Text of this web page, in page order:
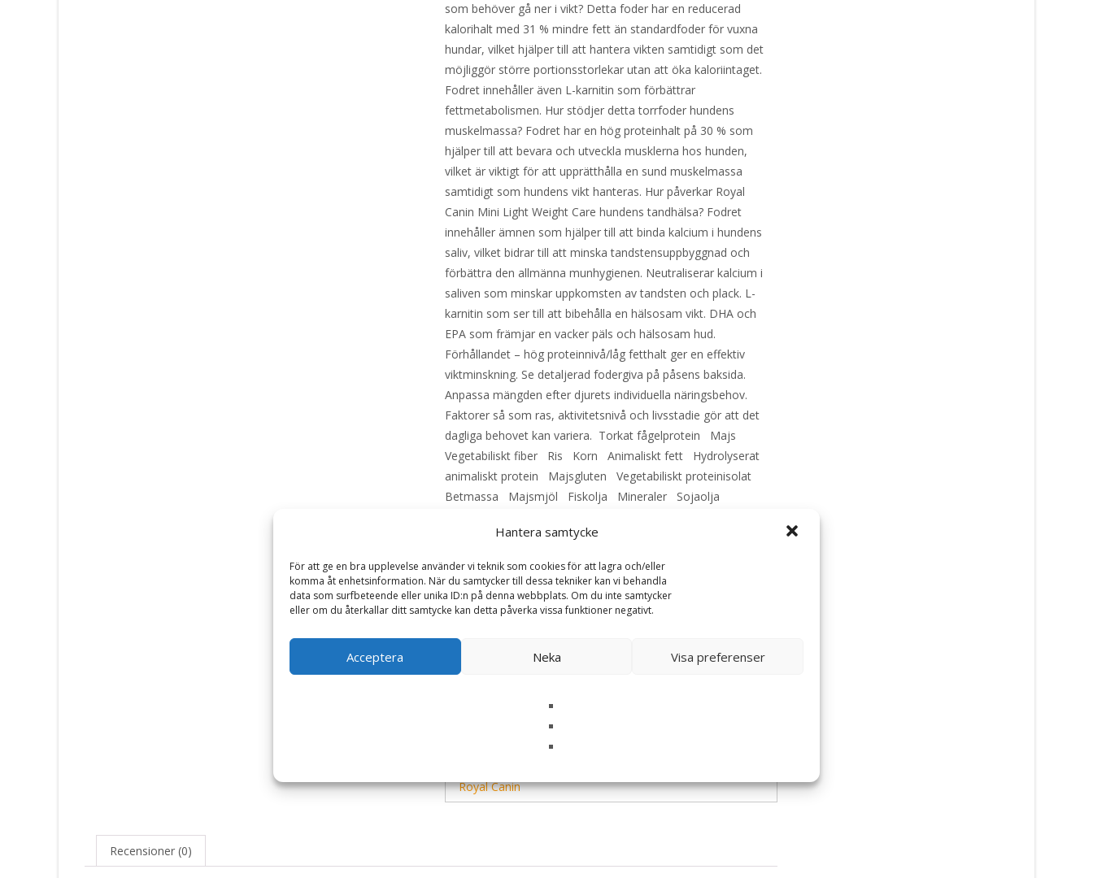
Hantera samtycke
För att ge en bra upplevelse använder vi teknik som cookies för att lagra och/eller
komma åt enhetsinformation. När du samtycker till dessa tekniker kan vi behandla
data som surfbeteende eller unika ID:n på denna webbplats. Om du inte samtycker
eller om du återkallar ditt samtycke kan detta påverka vissa funktioner negativt.
Acceptera Neka Visa preferenser
som behöver gå ner i vikt? Detta foder har en reducerad
kalorihalt med 31 % mindre fett än standardfoder för vuxna
hundar, vilket hjälper till att hantera vikten samtidigt som det
möjliggör större portionsstorlekar utan att öka kaloriintaget.
Fodret innehåller även L-karnitin som förbättrar
fettmetabolismen. Hur stödjer detta torrfoder hundens
muskelmassa? Fodret har en hög proteinhalt på 30 % som
hjälper till att bevara och utveckla musklerna hos hunden,
vilket är viktigt för att upprätthålla en sund muskelmassa
samtidigt som hundens vikt hanteras. Hur påverkar Royal
Canin Mini Light Weight Care hundens tandhälsa? Fodret
innehåller ämnen som hjälper till att binda kalcium i hundens
saliv, vilket bidrar till att minska tandstensuppbyggnad och
förbättra den allmänna munhygienen. Neutraliserar kalcium i
saliven som minskar uppkomsten av tandsten och plack. L-
karnitin som ser till att bibehålla en hälsosam vikt. DHA och
EPA som främjar en vacker päls och hälsosam hud.
Förhållandet – hög proteinnivå/låg fetthalt ger en effektiv
viktminskning. Se detaljerad fodergiva på påsens baksida.
Anpassa mängden efter djurets individuella näringsbehov.
Faktorer så som ras, aktivitetsnivå och livsstadie gör att det
dagliga behovet kan variera. Torkat fågelprotein Majs
Vegetabiliskt fiber Ris Korn Animaliskt fett Hydrolyserat
animaliskt protein Majsgluten Vegetabiliskt proteinisolat
Betmassa Majsmjöl Fiskolja Mineraler Sojaolja
Fettsyrasalter Boragoolja Tagetesextrakt
Per 100 g Protein 30 g Fett 11 g Växttråd 8,6 g Råaska 5 g
Vitamin A 2200 IU Vitamin D3 100 IU Vikt Mängd 2 – 3 kg 47 –
63 g 3 – 4 kg 63 – 79 g 4 – 5 kg 79 – 93 g 5 – 6 kg 93 – 106 g 6
– 7 kg 106 – 119 g 7 – 8 kg 109 – 132 g 8 – 9 kg 132 – 144 g 9
– 10 kg 144 – 156 g – EAN: 3182550716918
LÄS MERA & KÖP
Royal Canin
Recensioner (0)